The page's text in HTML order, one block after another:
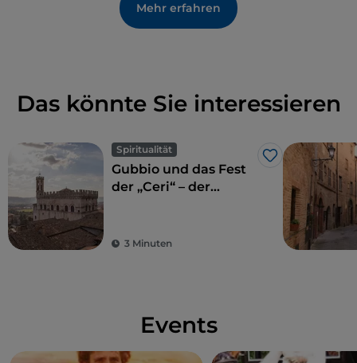
Mehr erfahren
Das könnte Sie interessieren
Spiritualität
Like
Gubbio und das Fest
der „Ceri“ – der
3 Minuten
Events